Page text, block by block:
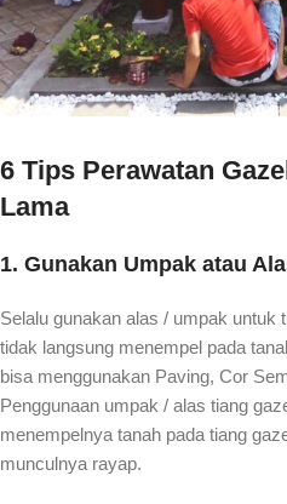
6 Tips Perawatan
Lama
1. Gunakan Umpak atau
Selalu gunakan alas / umpak untuk
tidak langsung menempel pada
bisa menggunakan Paving, Cor
Penggunaan umpak / alas tiang
menempelnya tanah pada tiang
munculnya rayap.